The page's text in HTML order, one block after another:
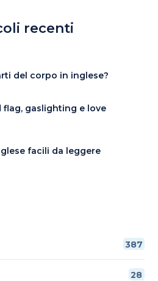
recenti
del corpo in inglese?
flag, gaslighting e love
facili da leggere
387
28